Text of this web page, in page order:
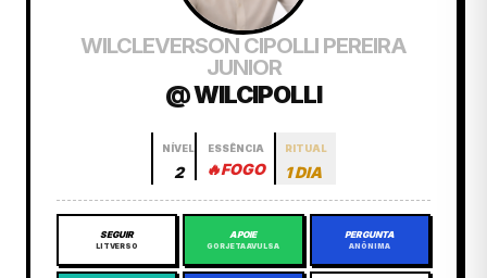
WILCLEVERSON CIPOLLI PEREIRA
JUNIOR
@ WILCIPOLLI
NÍVEL
2
ESSÊNCIA
🔥FOGO
RITUAL
1 DIA
SEGUIR
LITVERSO
APOIE
GORJETA AVULSA
PERGUNTA
ANÔNIMA